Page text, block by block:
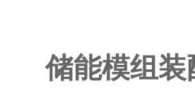
储能模组装